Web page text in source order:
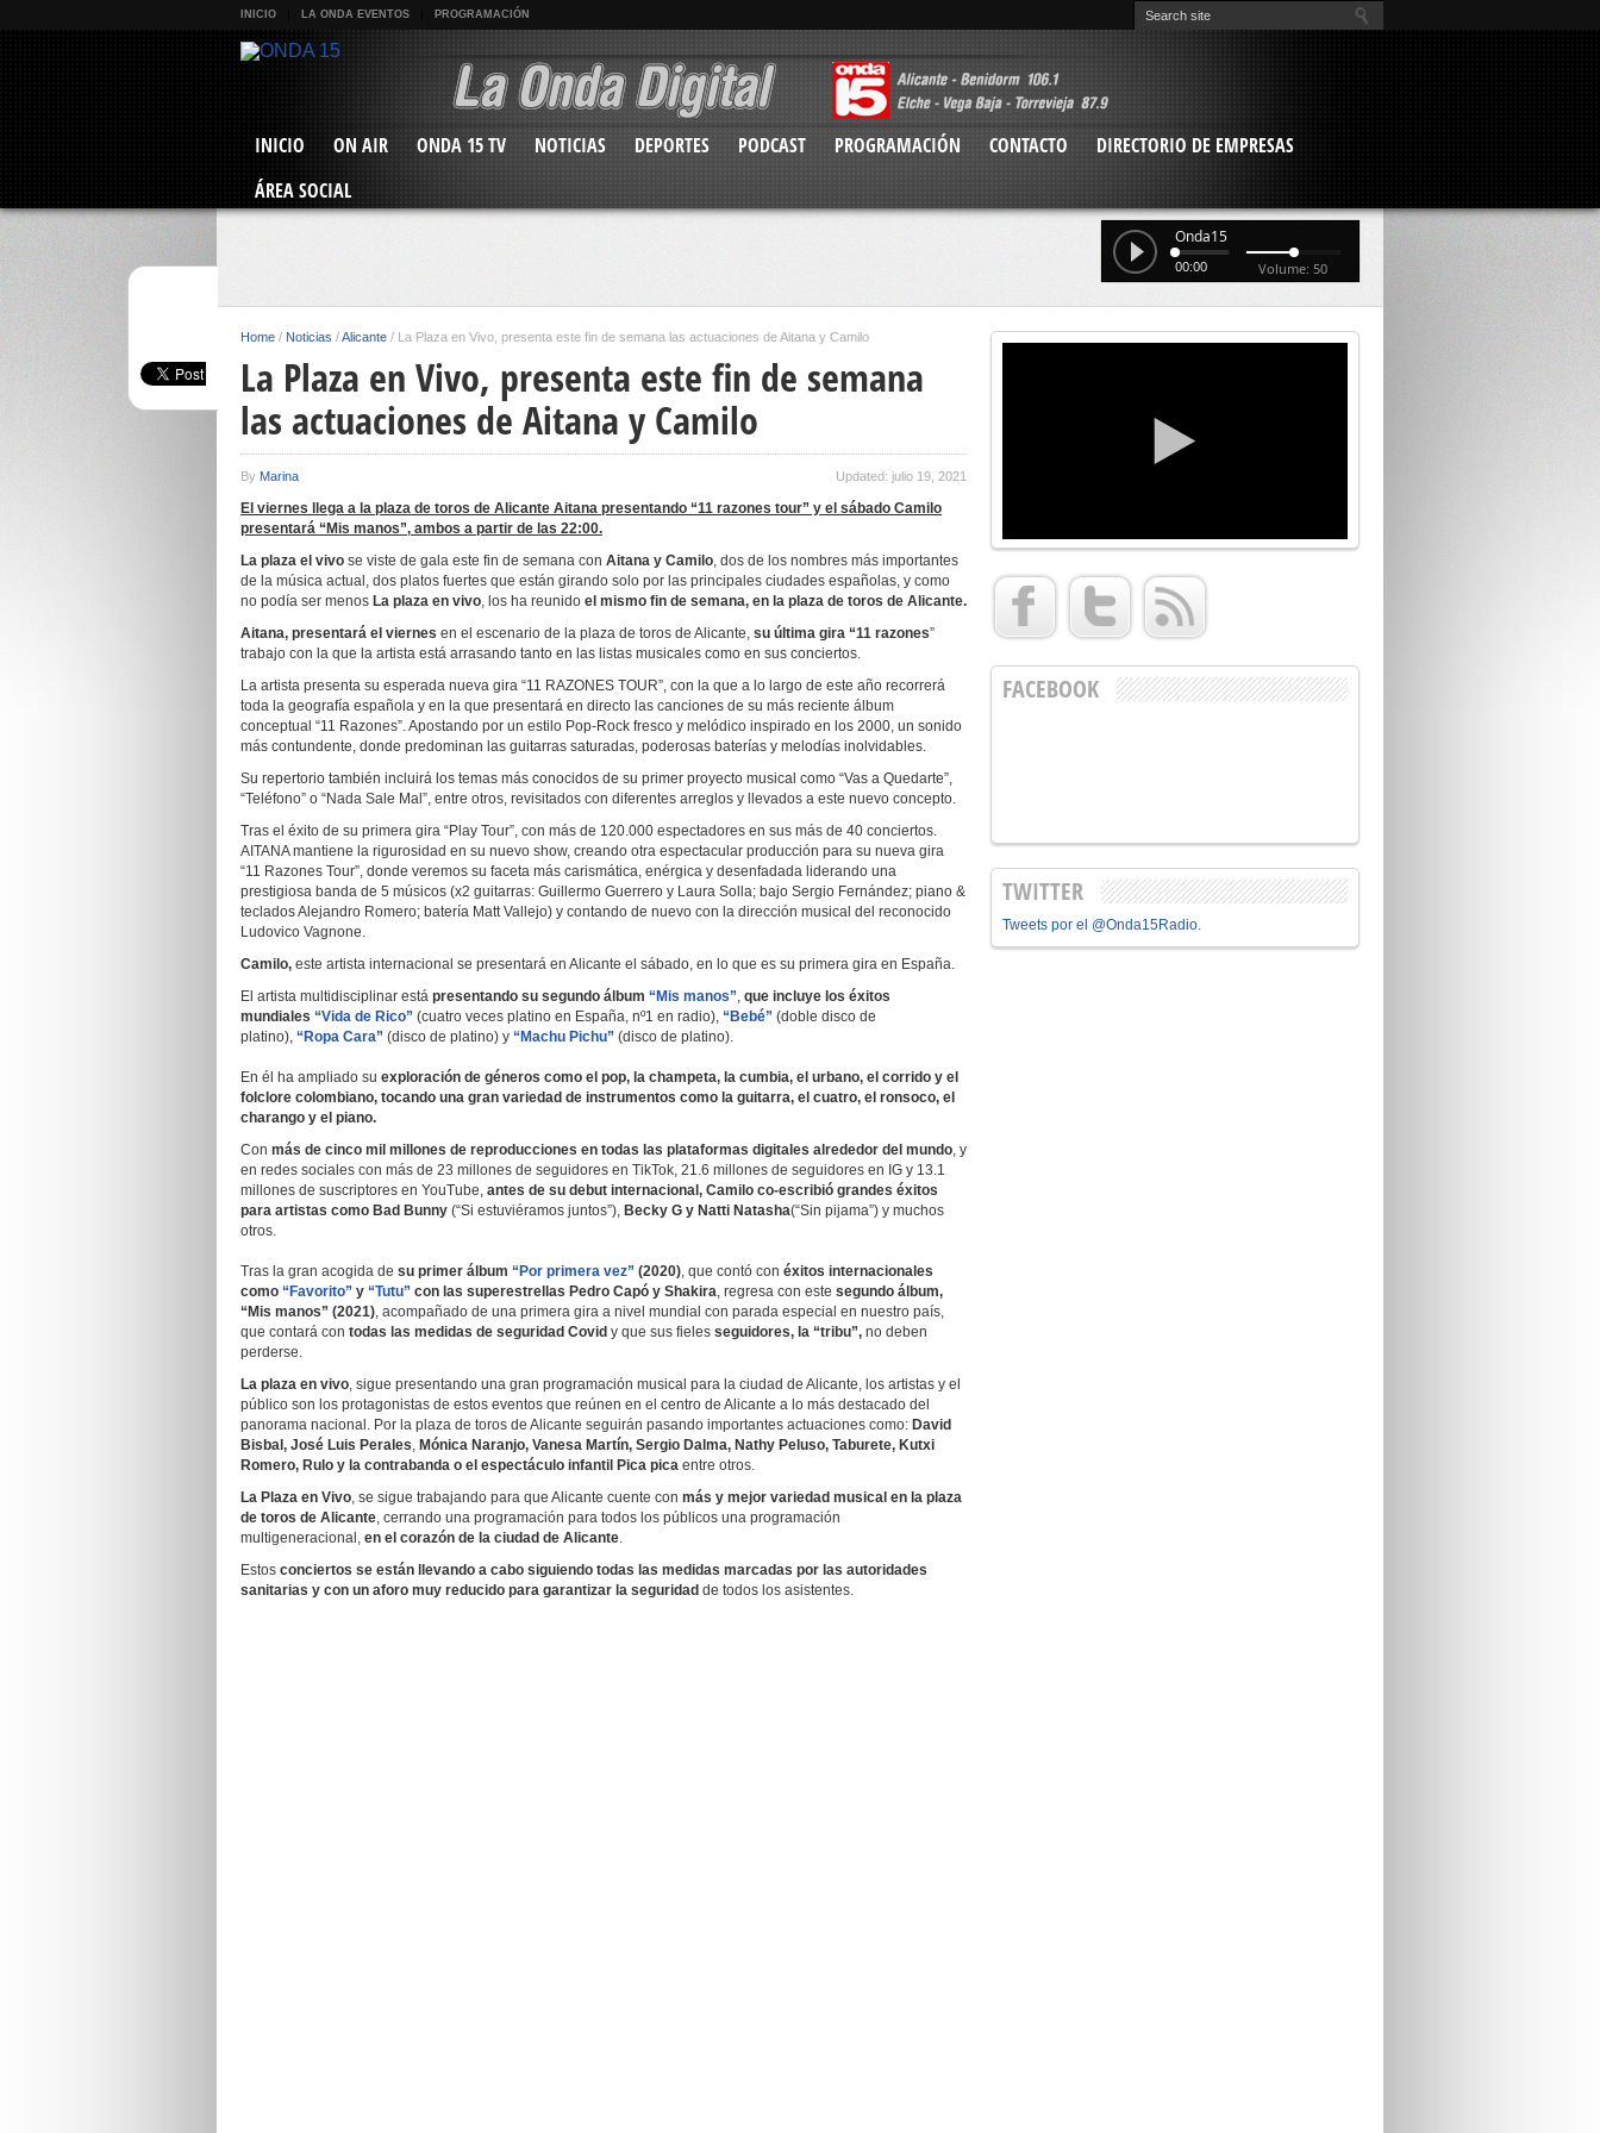
INICIO LA ONDA EVENTOS PROGRAMACIÓN
INICIO ON AIR ONDA 15 TV NOTICIAS DEPORTES PODCAST PROGRAMACIÓN CONTACTO
DIRECTORIO DE EMPRESAS
ÁREA SOCIAL
Onda15
00:00 Volume: 50
Home / Noticias /Alicante / La Plaza en Vivo, presenta este fin de semana las actuaciones de Aitana y Camilo
La Plaza en Vivo, presenta este fin de semana
las actuaciones de Aitana y Camilo
By Marina Updated: julio 19, 2021
El viernes llega a la plaza de toros de Alicante Aitana presentando “11 razones tour” y el sábado Camilo
presentará “Mis manos”, ambos a partir de las 22:00.
La plaza el vivo se viste de gala este fin de semana con Aitana y Camilo, dos de los nombres más importantes
de la música actual, dos platos fuertes que están girando solo por las principales ciudades españolas, y como
no podía ser menos La plaza en vivo, los ha reunido el mismo fin de semana, en la plaza de toros de Alicante.
Aitana, presentará el viernes en el escenario de la plaza de toros de Alicante, su última gira “11 razones”
trabajo con la que la artista está arrasando tanto en las listas musicales como en sus conciertos.
La artista presenta su esperada nueva gira “11 RAZONES TOUR”, con la que a lo largo de este año recorrerá
toda la geografía española y en la que presentará en directo las canciones de su más reciente álbum
conceptual “11 Razones”. Apostando por un estilo Pop-Rock fresco y melódico inspirado en los 2000, un sonido
más contundente, donde predominan las guitarras saturadas, poderosas baterías y melodías inolvidables.
Su repertorio también incluirá los temas más conocidos de su primer proyecto musical como “Vas a Quedarte”,
“Teléfono” o “Nada Sale Mal”, entre otros, revisitados con diferentes arreglos y llevados a este nuevo concepto.
Tras el éxito de su primera gira “Play Tour”, con más de 120.000 espectadores en sus más de 40 conciertos.
AITANA mantiene la rigurosidad en su nuevo show, creando otra espectacular producción para su nueva gira
“11 Razones Tour”, donde veremos su faceta más carismática, enérgica y desenfadada liderando una
prestigiosa banda de 5 músicos (x2 guitarras: Guillermo Guerrero y Laura Solla; bajo Sergio Fernández; piano &
teclados Alejandro Romero; batería Matt Vallejo) y contando de nuevo con la dirección musical del reconocido
Ludovico Vagnone.
Camilo, este artista internacional se presentará en Alicante el sábado, en lo que es su primera gira en España.
El artista multidisciplinar está presentando su segundo álbum “Mis manos”, que incluye los éxitos
mundiales “Vida de Rico” (cuatro veces platino en España, nº1 en radio), “Bebé” (doble disco de
platino), “Ropa Cara” (disco de platino) y “Machu Pichu” (disco de platino).
En él ha ampliado su exploración de géneros como el pop, la champeta, la cumbia, el urbano, el corrido y el
folclore colombiano, tocando una gran variedad de instrumentos como la guitarra, el cuatro, el ronsoco, el
charango y el piano.
Con más de cinco mil millones de reproducciones en todas las plataformas digitales alrededor del mundo, y
en redes sociales con más de 23 millones de seguidores en TikTok, 21.6 millones de seguidores en IG y 13.1
millones de suscriptores en YouTube, antes de su debut internacional, Camilo co-escribió grandes éxitos
para artistas como Bad Bunny (“Si estuviéramos juntos”), Becky G y Natti Natasha(“Sin pijama”) y muchos
otros.
Tras la gran acogida de su primer álbum “Por primera vez” (2020), que contó con éxitos internacionales
como “Favorito” y “Tutu” con las superestrellas Pedro Capó y Shakira, regresa con este segundo álbum,
“Mis manos” (2021), acompañado de una primera gira a nivel mundial con parada especial en nuestro país,
que contará con todas las medidas de seguridad Covid y que sus fieles seguidores, la “tribu”, no deben
perderse.
La plaza en vivo, sigue presentando una gran programación musical para la ciudad de Alicante, los artistas y el
público son los protagonistas de estos eventos que reúnen en el centro de Alicante a lo más destacado del
panorama nacional. Por la plaza de toros de Alicante seguirán pasando importantes actuaciones como: David
Bisbal, José Luis Perales, Mónica Naranjo, Vanesa Martín, Sergio Dalma, Nathy Peluso, Taburete, Kutxi
Romero, Rulo y la contrabanda o el espectáculo infantil Pica pica entre otros.
La Plaza en Vivo, se sigue trabajando para que Alicante cuente con más y mejor variedad musical en la plaza
de toros de Alicante, cerrando una programación para todos los públicos una programación
multigeneracional, en el corazón de la ciudad de Alicante.
Estos conciertos se están llevando a cabo siguiendo todas las medidas marcadas por las autoridades
sanitarias y con un aforo muy reducido para garantizar la seguridad de todos los asistentes.
FACEBOOK
TWITTER
Tweets por el @Onda15Radio.